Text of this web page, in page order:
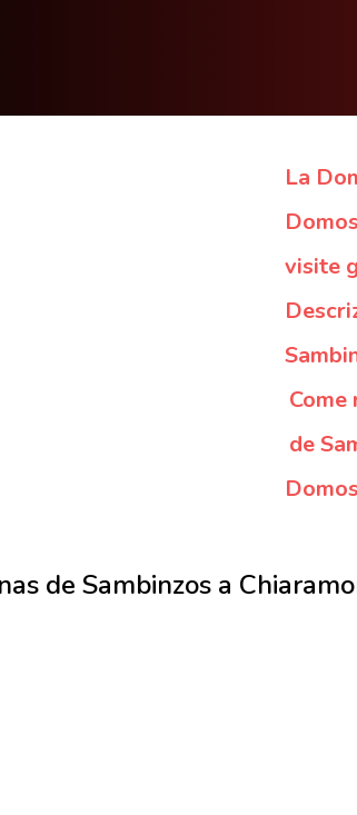
La
visite
Come
de
de Sambinzos a